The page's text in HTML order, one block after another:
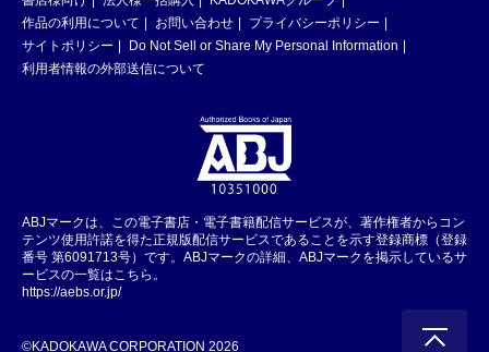
作品の利用について
お問い合わせ
プライバシーポリシー
サイトポリシー
Do Not Sell or Share My Personal Information
利用者情報の外部送信について
ABJマークは、この電子書店・電子書籍配信サービスが、著作権者からコン
テンツ使用許諾を得た正規版配信サービスであることを示す登録商標（登録
番号 第6091713号）です。ABJマークの詳細、ABJマークを掲示しているサ
ービスの一覧はこちら。
https://aebs.or.jp/
©KADOKAWA CORPORATION 2026